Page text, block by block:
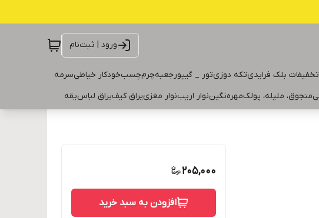
ورود | ثبت‌نام
تخفیفات بلک فرایدیتکه دوزیتور _ گیپورجعبهچرمچسبخودکار خیاطیسرمه
منجوق، ملیله، پولکمهرهنگیننوار اریبنوار مغزییراق کیفیراق لباسیقه
205,000
افزودن به سبد خرید